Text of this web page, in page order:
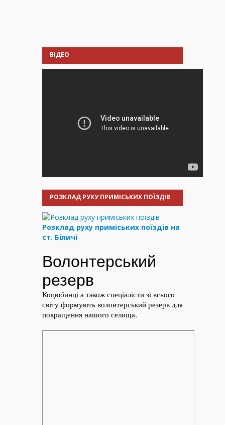
ВІДЕО
РОЗКЛАД РУХУ ПРИМІСЬКИХ ПОЇЗДІВ
Розклад руху приміських поїздів на
ст. Біличі